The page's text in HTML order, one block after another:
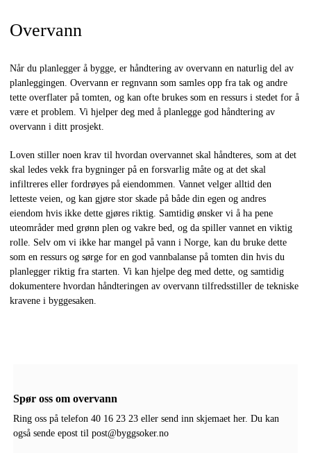
Overvann
Når du planlegger å bygge, er håndtering av overvann en naturlig del av
planleggingen. Overvann er regnvann som samles opp fra tak og andre
tette overflater på tomten, og kan ofte brukes som en ressurs i stedet for å
være et problem. Vi hjelper deg med å planlegge god håndtering av
overvann i ditt prosjekt.
Loven stiller noen krav til hvordan overvannet skal håndteres, som at det
skal ledes vekk fra bygninger på en forsvarlig måte og at det skal
infiltreres eller fordrøyes på eiendommen. Vannet velger alltid den
letteste veien, og kan gjøre stor skade på både din egen og andres
eiendom hvis ikke dette gjøres riktig. Samtidig ønsker vi å ha pene
uteområder med grønn plen og vakre bed, og da spiller vannet en viktig
rolle. Selv om vi ikke har mangel på vann i Norge, kan du bruke dette
som en ressurs og sørge for en god vannbalanse på tomten din hvis du
planlegger riktig fra starten. Vi kan hjelpe deg med dette, og samtidig
dokumentere hvordan håndteringen av overvann tilfredsstiller de tekniske
kravene i byggesaken.
Spør oss om overvann
Ring oss på telefon 40 16 23 23 eller send inn skjemaet her. Du kan
også sende epost til post@byggsoker.no